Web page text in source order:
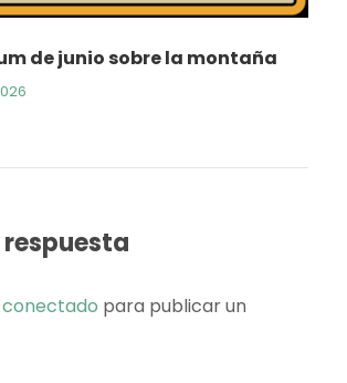
de junio sobre la montaña
conectado para publicar un